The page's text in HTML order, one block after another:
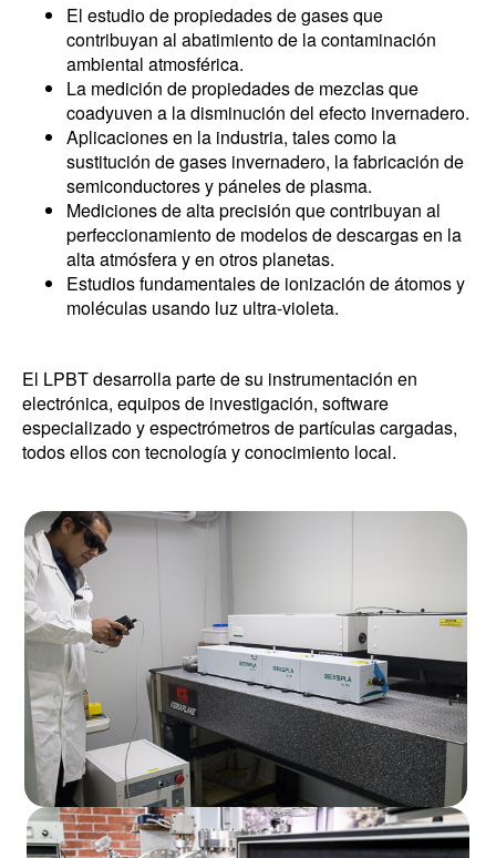
El estudio de propiedades de gases que
contribuyan al abatimiento de la contaminación
ambiental atmosférica.
La medición de propiedades de mezclas que
coadyuven a la disminución del efecto invernadero.
Aplicaciones en la industria, tales como la
sustitución de gases invernadero, la fabricación de
semiconductores y páneles de plasma.
Mediciones de alta precisión que contribuyan al
perfeccionamiento de modelos de descargas en la
alta atmósfera y en otros planetas.
Estudios fundamentales de ionización de átomos y
moléculas usando luz ultra-violeta.
El LPBT desarrolla parte de su instrumentación en
electrónica, equipos de investigación, software
especializado y espectrómetros de partículas cargadas,
todos ellos con tecnología y conocimiento local.